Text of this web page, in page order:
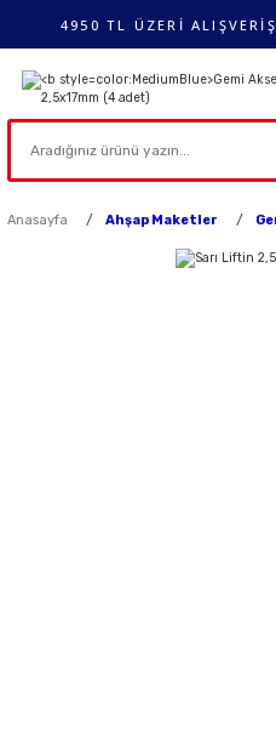
4950 TL ÜZERİ
Anasayfa Ahşap Maketler